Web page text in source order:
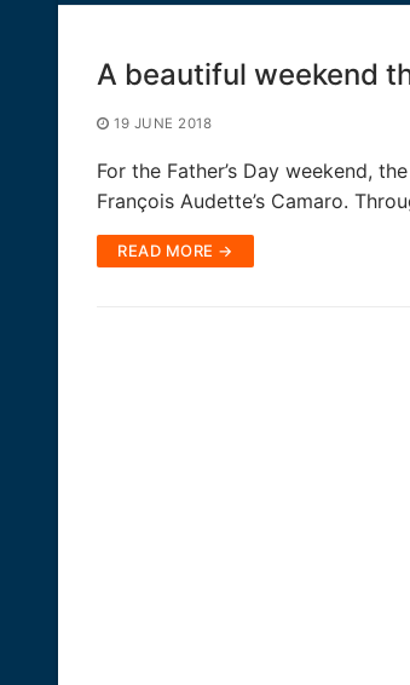
A beautiful weekend
19 JUNE 2018
For the Father’s Day weekend,
François Audette’s Camaro.
READ MORE →